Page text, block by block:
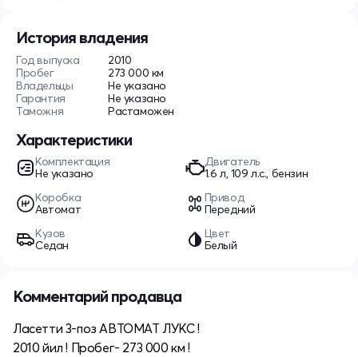
История владения
Год выпуска
2010
Пробег
273 000 км
Владельцы
Не указано
Гарантия
Не указано
Таможня
Растаможен
Характеристики
Комплектация
Не указано
Двигатель
1.6 л, 109 л.с., бензин
Коробка
Автомат
Привод
Передний
Кузов
Седан
Цвет
Белый
Комментарий продавца
Ласетти 3-поз АВТОМАТ ЛУКС !
2010 йил ! Пробег- 273 000 км !